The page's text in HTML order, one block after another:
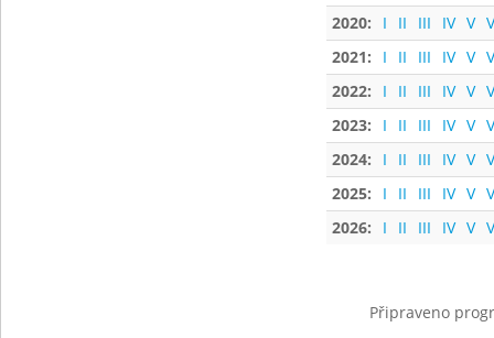
2020:
I II III IV V
2021:
I II III IV V
2022:
I II III IV V
2023:
I II III IV V
2024:
I II III IV V
2025:
I II III IV V
2026:
I II III IV V
Připraveno